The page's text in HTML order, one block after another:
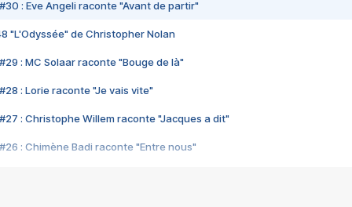
#30 : Eve Angeli raconte "Avant de partir"
"L'Odyssée" de Christopher Nolan
#29 : MC Solaar raconte "Bouge de là"
#28 : Lorie raconte "Je vais vite"
#27 : Christophe Willem raconte "Jacques a dit"
#26 : Chimène Badi raconte "Entre nous"